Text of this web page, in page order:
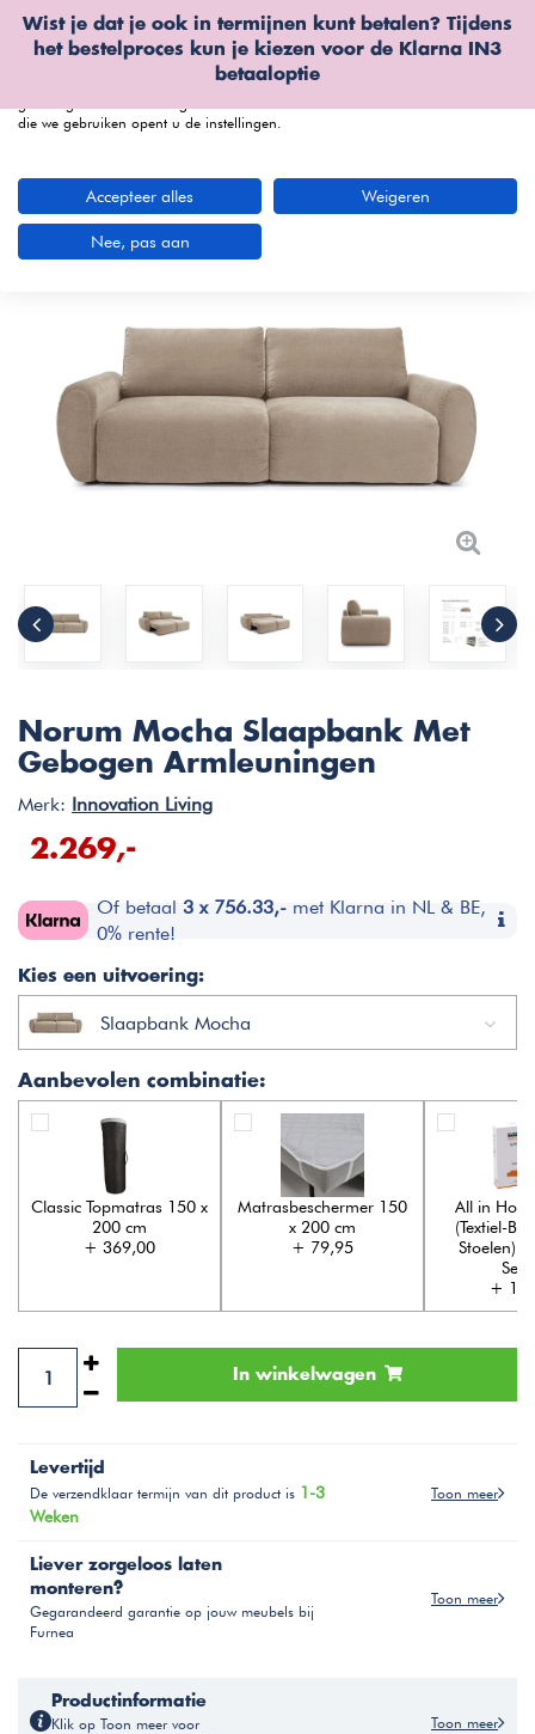
Wist je dat je ook in termijnen kunt betalen? Tijdens
het bestelproces kun je kiezen voor de Klarna IN3
betaaloptie
Bekijk productvideo
Norum Mocha Slaapbank Met
Gebogen Armleuningen
Merk: Innovation Living
2.269,-
Of betaal 3 x 756.33,- met Klarna in NL & BE,
0% rente!
Kies een uitvoering:
Slaapbank Mocha
Aanbevolen combinatie:
Classic Topmatras 150 x
200 cm
+ 369,00
Matrasbeschermer 150
x 200 cm
+ 79,95
All in
(Textiel-
Stoelen)
+
In winkelwagen
Levertijd
De verzendklaar termijn van dit product is 1-3
Weken
Toon meer
Liever zorgeloos laten
monteren?
Gegarandeerd garantie op jouw meubels bij
Furnea
Toon meer
Productinformatie
Klik op Toon meer voor
Toon meer
Wij gebruiken cookies
We kunnen deze plaatsen voor analyse van onze bezoekersgegevens, om
onze website te verbeteren, gepersonaliseerde inhoud te tonen en om u een
die we gebruiken opent u de instellingen.
Accepteer alles Weigeren
Nee, pas aan